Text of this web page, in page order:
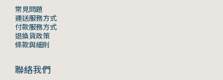
常見問題
運送服務方式
付款服務方式
退換貨政策
條款與細則
聯絡我們